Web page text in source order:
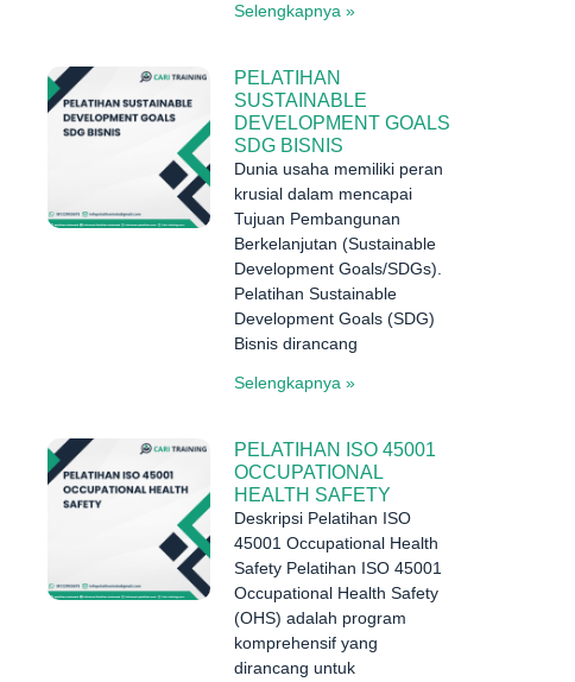
Selengkapnya »
PELATIHAN
SUSTAINABLE
DEVELOPMENT GOALS
SDG BISNIS
Dunia usaha memiliki peran
krusial dalam mencapai
Tujuan Pembangunan
Berkelanjutan (Sustainable
Development Goals/SDGs).
Pelatihan Sustainable
Development Goals (SDG)
Bisnis dirancang
Selengkapnya »
PELATIHAN ISO 45001
OCCUPATIONAL
HEALTH SAFETY
Deskripsi Pelatihan ISO
45001 Occupational Health
Safety Pelatihan ISO 45001
Occupational Health Safety
(OHS) adalah program
komprehensif yang
dirancang untuk